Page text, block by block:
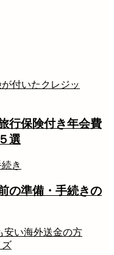
行保険付き年会費
選
の準備・手続きの